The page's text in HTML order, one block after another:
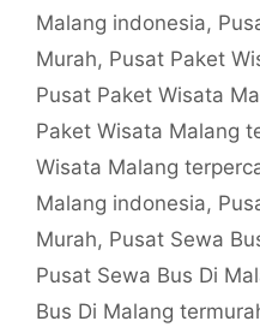
Malang indonesia,
Murah, Pusat Paket
Pusat Paket Wisata
Paket Wisata Malang
Wisata Malang
Malang indonesia,
Murah, Pusat Sewa
Pusat Sewa Bus Di
Bus Di Malang